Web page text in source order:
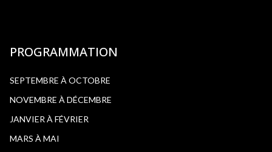
PROGRAMMATION
SEPTEMBRE À OCTOBRE
NOVEMBRE À DÉCEMBRE
JANVIER À FÉVRIER
MARS À MAI